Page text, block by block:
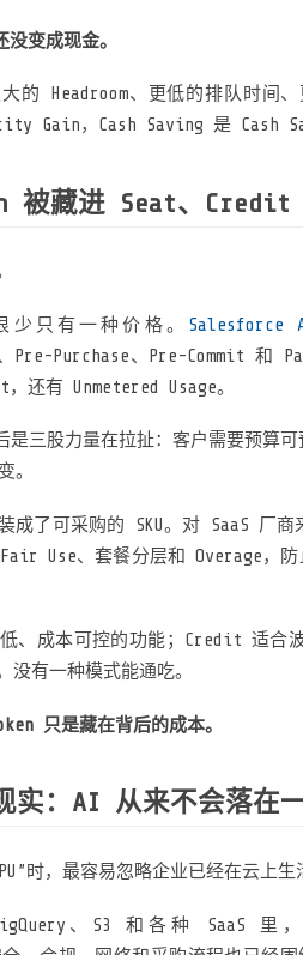
变成现金。
的 Headroom、更低的排队时间
Gain，Cash Saving 是 Cash
被藏进 Seat、
只有一种价格。 Salesforce
Pre-Purchase、Pre-Commit 和
有 Unmetered Usage。
是三股力量在拉扯：客户需要预算
。
成了可采购的 SKU。对 SaaS 厂
Use、套餐分层和 Overage，
、成本可控的功能；Credit 适合
没有一种模式能通吃。
只是藏在背后的成本。
实：AI 从来不会落在
时，最容易忽略企业已经在云上生
、S3 和各种 SaaS